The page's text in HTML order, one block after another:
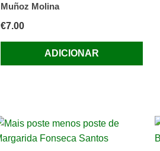
Muñoz Molina
€7.00
ADICIONAR